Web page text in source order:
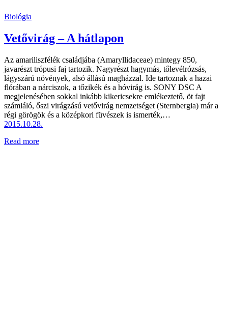
Biológia
Vetővirág – A hátlapon
Az amariliszfélék családjába (Amaryllidaceae) mintegy 850,
javarészt trópusi faj tartozik. Nagyrészt hagymás, tőlevélrózsás,
lágyszárú növények, alsó állású magházzal. Ide tartoznak a hazai
flórában a nárciszok, a tőzikék és a hóvirág is. SONY DSC A
megjelenésében sokkal inkább kikericsekre emlékeztető, öt fajt
számláló, őszi virágzású vetővirág nemzetséget (Sternbergia) már a
régi görögök és a középkori füvészek is ismerték,…
2015.10.28.
Read more